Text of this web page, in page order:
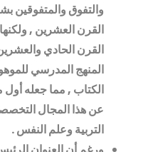
والتفوق والمتفوقين
القرن العشرين ,
القرن الحادي
المنهج المدرسي
الكتاب , مما جعله أول
عن هذا المجال
التربية وعلم النفس.